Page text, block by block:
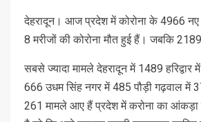
देहरादून। आज प्रदेश में कोरोना के 4966
8 मरीजों की कोरोना मौत हुई हैं। जबकि
सबसे ज्यादा मामले देहरादून में 1489 हरिद्वार
666 उधम सिंह नगर में 485 पौड़ी गढ़वाल में
261 मामले आए हैं प्रदेश में करोना का आंकड़ा